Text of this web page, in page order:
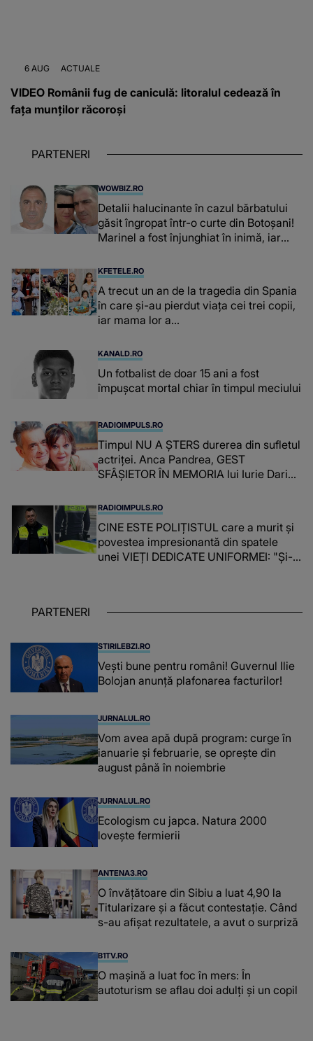
6 AUG ACTUALE
VIDEO Românii fug de caniculă: litoralul cedează în
fața munților răcoroși
PARTENERI
WOWBIZ.RO
Detalii halucinante în cazul bărbatului
găsit îngropat într-o curte din Botoșani!
Marinel a fost înjunghiat în inimă, iar
suspecți
KFETELE.RO
A trecut un an de la tragedia din Spania
în care și-au pierdut viața cei trei copii,
iar mama lor a…
KANALD.RO
Un fotbalist de doar 15 ani a fost
împușcat mortal chiar în timpul meciului
RADIOIMPULS.RO
Timpul NU A ȘTERS durerea din sufletul
actriței. Anca Pandrea, GEST
SFÂȘIETOR ÎN MEMORIA lui Iurie Darie:
timpul parcă..."
RADIOIMPULS.RO
CINE ESTE POLIȚISTUL care a murit și
povestea impresionantă din spatele
unei VIEȚI DEDICATE UNIFORMEI: "Și-a
PARTENERI
STIRILEBZI.RO
Vești bune pentru români! Guvernul Ilie
Bolojan anunță plafonarea facturilor!
JURNALUL.RO
Vom avea apă după program: curge în
ianuarie și februarie, se oprește din
august până în noiembrie
JURNALUL.RO
Ecologism cu japca. Natura 2000
lovește fermierii
ANTENA3.RO
O învățătoare din Sibiu a luat 4,90 la
Titularizare și a făcut contestație. Când
s-au afișat rezultatele, a avut o surpriză
B1TV.RO
O maşină a luat foc în mers: În
autoturism se aflau doi adulți și un copil